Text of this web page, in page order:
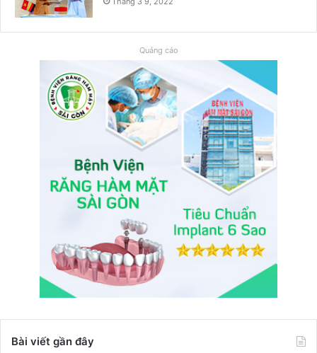
Quảng cáo
Bài viết gần đây